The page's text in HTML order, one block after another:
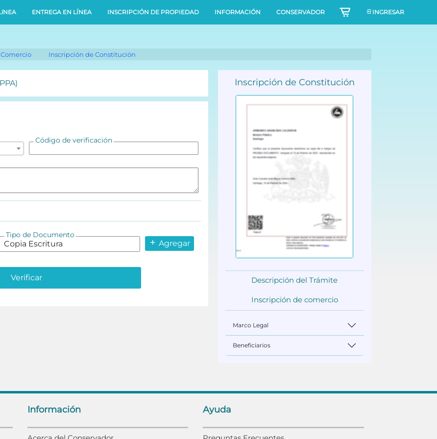
ENTREGA EN LÍNEA INSCRIPCIÓN DE PROPIEDAD INFORMACIÓN CONSERVADOR INGRESAR
Inscripción de Constitución
Código de verificación
Tipo de Documento
Agregar
Verificar
Inscripción de Constitución
Descripción del Trámite
Inscripción de comercio
Marco Legal
Beneficiarios
Información Ayuda